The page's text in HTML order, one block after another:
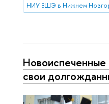
НИУ ВШЭ в Нижнем
Новоиспеченные
свои